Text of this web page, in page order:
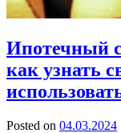
Ипотечный
как узнать
Posted on 04.03.2024